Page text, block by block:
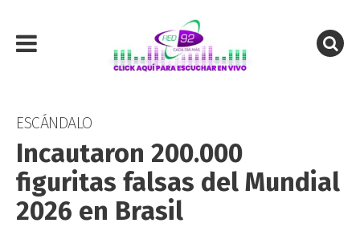
ESCÁNDALO
Incautaron 200.000
figuritas falsas del Mundial
2026 en Brasil